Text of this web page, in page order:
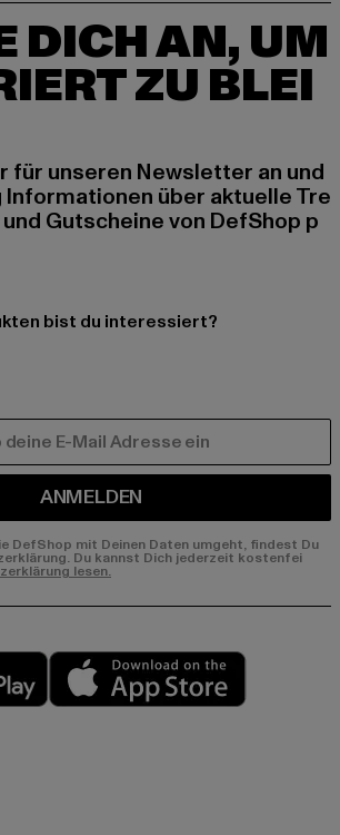
DICH AN, UM
ZU BLEI
für unseren Newsletter an und
über aktuelle Tre
Gutscheine von DefShop p
bist du interessiert?
ANMELDEN
DefShop mit Deinen Daten umgeht, findest Du
Du kannst Dich jederzeit kostenfei
lesen.
Play market